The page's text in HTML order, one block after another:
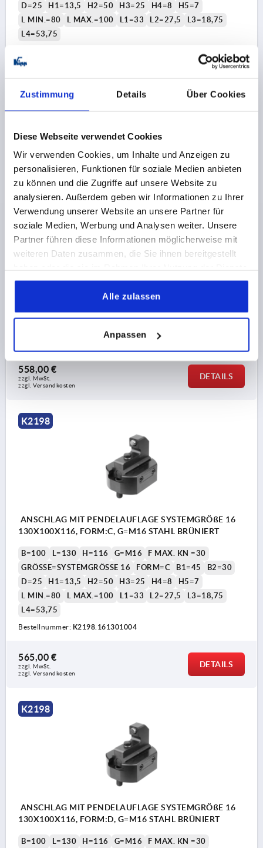
Zustimmung Details Über Cookies
Diese Webseite verwendet Cookies
Wir verwenden Cookies, um Inhalte und Anzeigen zu
personalisieren, Funktionen für soziale Medien anbieten
zu können und die Zugriffe auf unsere Website zu
analysieren. Außerdem geben wir Informationen zu Ihrer
Verwendung unserer Website an unsere Partner für
soziale Medien, Werbung und Analysen weiter. Unsere
Partner führen diese Informationen möglicherweise mit
weiteren Daten zusammen, die Sie ihnen bereitgestellt
gesammelt haben.
Alle zulassen
Anpassen
D=25
H1=13,5 H2=50 H3=25 H4=8
H5=7
L MIN.=80
L MAX.=100 L1=33 L2=27,5
L3=18,75
L4=53,75
zzgl. MwSt.
zzgl. Versandkosten
K2198
ANSCHLAG MIT PENDELAUFLAGE SYSTEMGRÖßE 16
130X100X116, FORM:B, G=M16 STAHL BRÜNIERT
GRÖSSE=SYSTEMGRÖSSE 16
FORM=B B1=45
B2=30
H2=50 H3=25 H4=8
L4=53,75
K2198.161301003
558,00 €
zzgl. MwSt.
zzgl. Versandkosten
DETAILS
K2198
ANSCHLAG MIT PENDELAUFLAGE SYSTEMGRÖßE 16
130X100X116, FORM:C, G=M16 STAHL BRÜNIERT
B=100 L=130 H=116 G=M16
F MAX. KN =30
GRÖSSE=SYSTEMGRÖSSE 16
FORM=C B1=45
B2=30
D=25
H1=13,5 H2=50 H3=25 H4=8
H5=7
L MIN.=80
L MAX.=100 L1=33 L2=27,5
L3=18,75
L4=53,75
Bestellnummer: K2198.161301004
565,00 €
zzgl. MwSt.
zzgl. Versandkosten
DETAILS
K2198
ANSCHLAG MIT PENDELAUFLAGE SYSTEMGRÖßE 16
130X100X116, FORM:D, G=M16 STAHL BRÜNIERT
B=100 L=130 H=116 G=M16 F MAX. KN =30